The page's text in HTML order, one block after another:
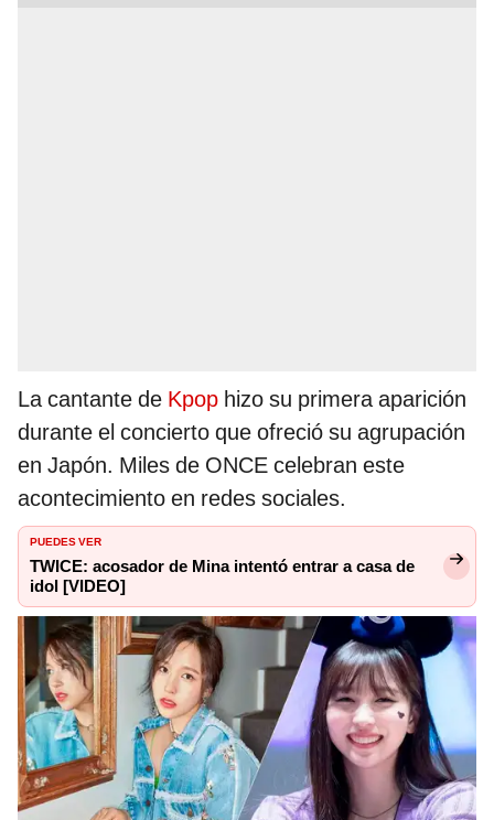
La cantante de Kpop hizo su primera aparición
durante el concierto que ofreció su agrupación
en Japón. Miles de ONCE celebran este
acontecimiento en redes sociales.
PUEDES VER
TWICE: acosador de Mina intentó entrar a casa de
idol [VIDEO]